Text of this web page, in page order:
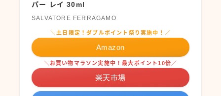
パー レイ 30ml
SALVATORE FERRAGAMO
＼土日限定！ダブルポイント祭り実施中！／
Amazon
＼お買い物マラソン実施中！最大ポイント10倍／
楽天市場